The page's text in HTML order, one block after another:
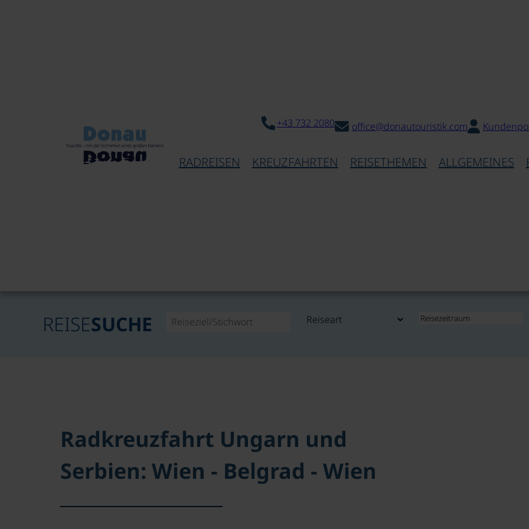
+43 732 2080 office@donautouristik.com
RADREISEN KREUZFAHRTEN REISETHEMEN ALLGEMEINES
REISESUCHE
Radkreuzfahrt Ungarn und
Serbien: Wien - Belgrad - Wien